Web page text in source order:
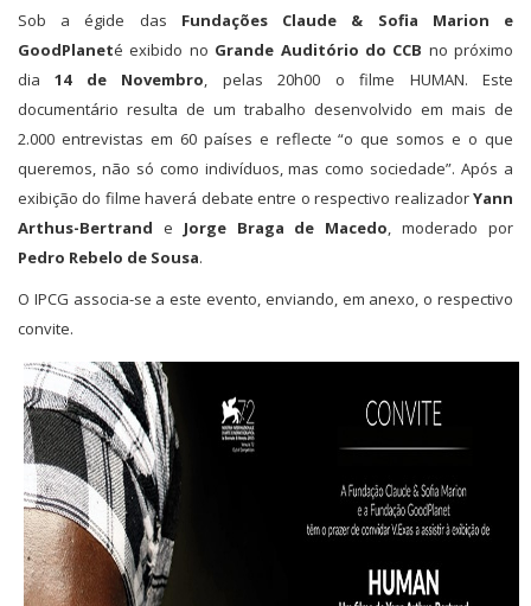
Sob a égide das Fundações Claude & Sofia Marion e
GoodPlaneté exibido no Grande Auditório do CCB no próximo
dia14 de Novembro, pelas 20h00 o filme HUMAN. Este
documentário resulta de um trabalho desenvolvido em mais de
2.000 entrevistas em 60 países e reflecte “o que somos e o que
queremos, não só como indivíduos, mas como sociedade”. Após a
exibição do filme haverá debate entre o respectivo realizadorYann
Arthus-Bertrand e Jorge Braga de Macedo, moderado por
Pedro Rebelo de Sousa.
O IPCG associa-se a este evento, enviando, em anexo, o respectivo
convite.